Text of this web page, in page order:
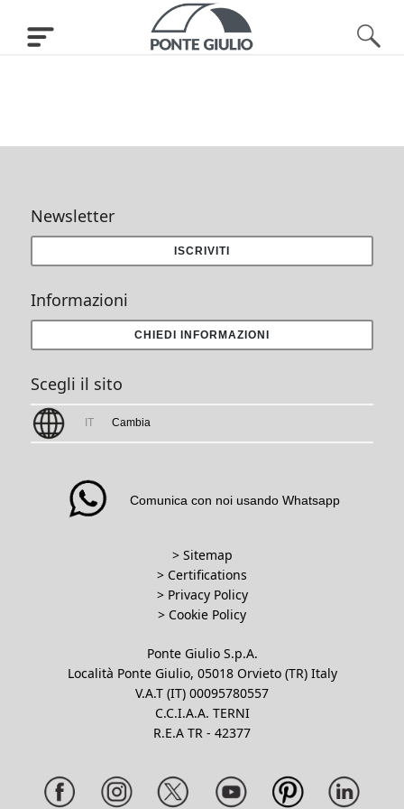
Newsletter
ISCRIVITI
Informazioni
CHIEDI INFORMAZIONI
Scegli il sito
IT Cambia
Comunica con noi usando Whatsapp
> Sitemap
> Certifications
> Privacy Policy
> Cookie Policy
Ponte Giulio S.p.A.
Località Ponte Giulio, 05018 Orvieto (TR) Italy
V.A.T (IT) 00095780557
C.C.I.A.A. TERNI
R.E.A TR - 42377